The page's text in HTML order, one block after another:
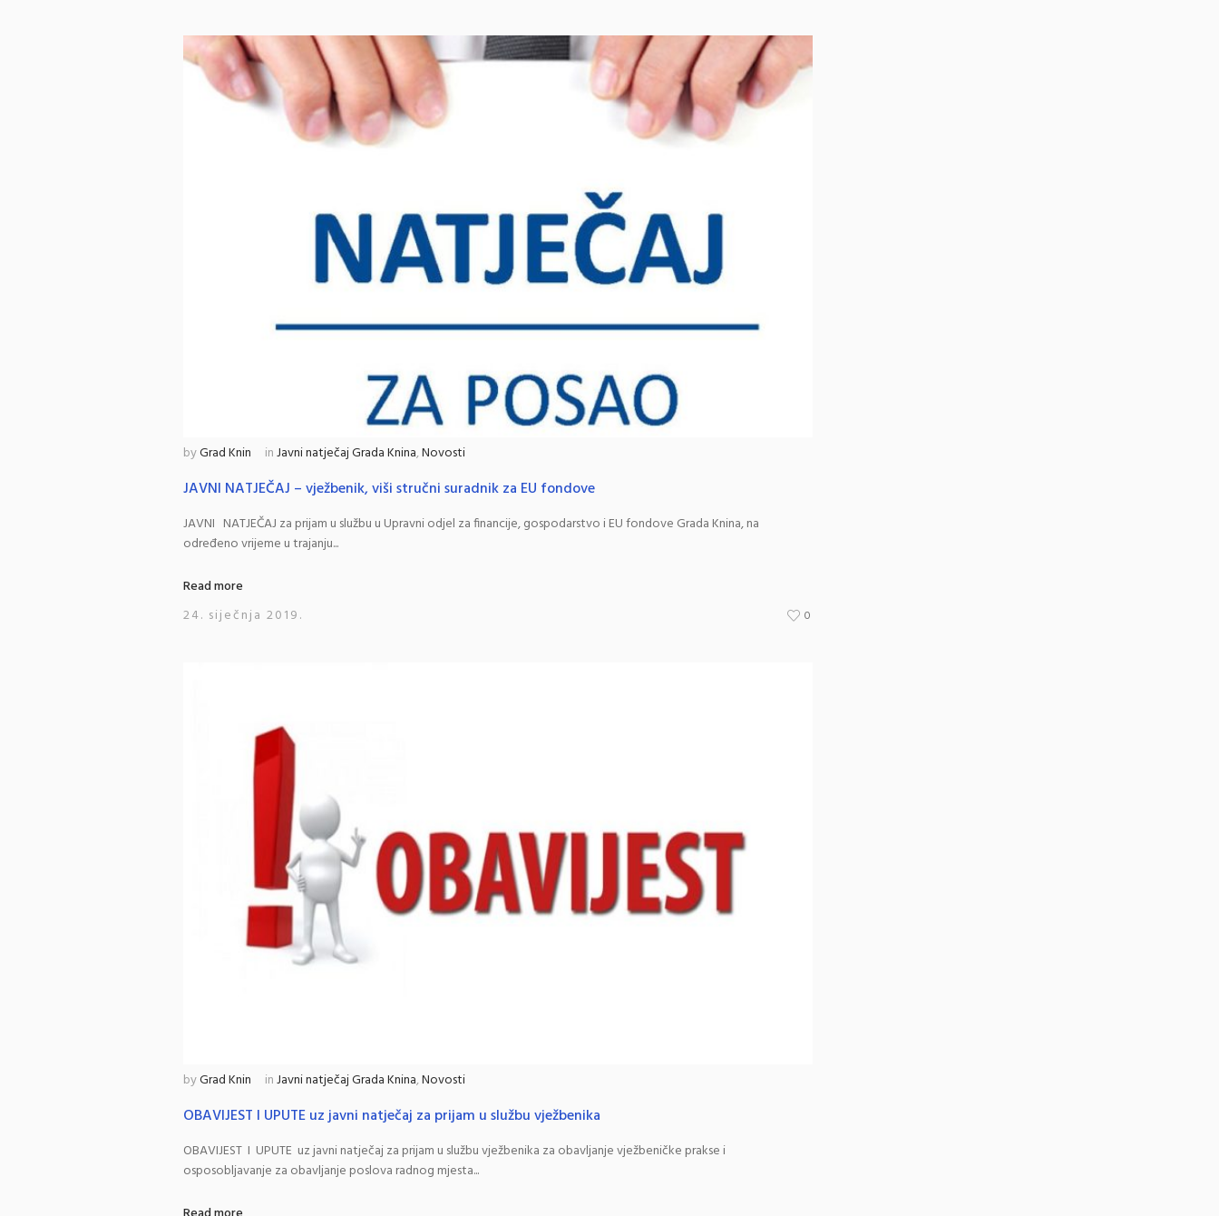
byGrad Knin inJavni natječaj Grada Knina,Novosti
JAVNI NATJEČAJ – vježbenik, viši stručni suradnik za EU fondove
JAVNI NATJEČAJ za prijam u službu u Upravni odjel za financije, gospodarstvo i EU fondove Grada Knina, na
određeno vrijeme u trajanju...
Read more
24. siječnja 2019.
0
byGrad Knin inJavni natječaj Grada Knina,Novosti
OBAVIJEST I UPUTE uz javni natječaj za prijam u službu vježbenika
OBAVIJEST I UPUTE uz javni natječaj za prijam u službu vježbenika za obavljanje vježbeničke prakse i
osposobljavanje za obavljanje poslova radnog mjesta...